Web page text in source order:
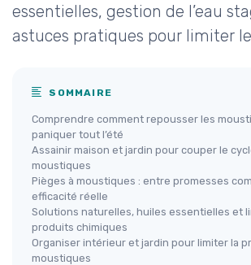
essentielles, gestion de l’eau
astuces pratiques pour limiter
SOMMAIRE
Comprendre comment repousser les
paniquer tout l’été
Assainir maison et jardin pour couper le
moustiques
Pièges à moustiques : entre promesses
efficacité réelle
Solutions naturelles, huiles essentielles et
produits chimiques
Organiser intérieur et jardin pour limiter la
moustiques